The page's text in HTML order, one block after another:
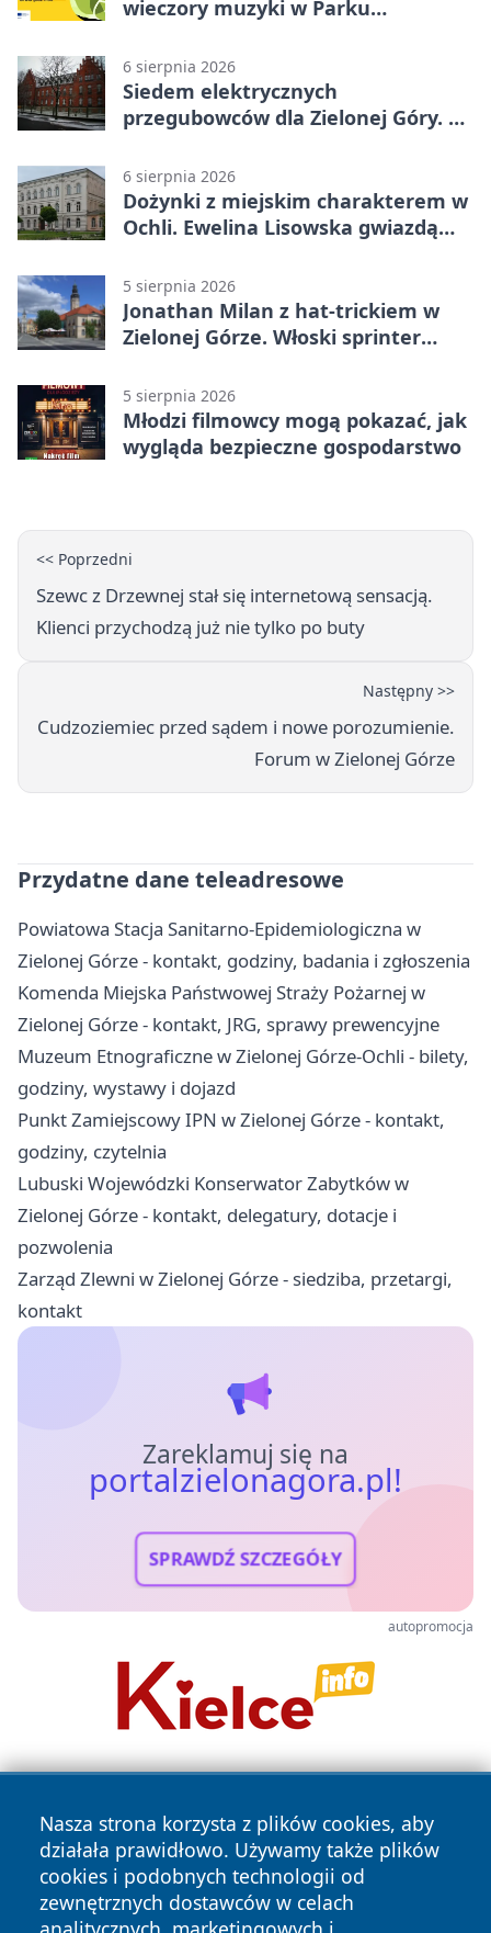
wieczory muzyki w Parku
6 sierpnia 2026
Siedem elektrycznych
przegubowców dla Zielonej Góry. To
6 sierpnia 2026
Dożynki z miejskim charakterem w
Ochli. Ewelina Lisowska gwiazdą
5 sierpnia 2026
Jonathan Milan z hat-trickiem w
Zielonej Górze. Włoski sprinter
5 sierpnia 2026
Młodzi filmowcy mogą pokazać, jak
wygląda bezpieczne gospodarstwo
<< Poprzedni
Szewc z Drzewnej stał się internetową sensacją.
Klienci przychodzą już nie tylko po buty
Następny >>
Cudzoziemiec przed sądem i nowe porozumienie.
Forum w Zielonej Górze
Przydatne dane teleadresowe
Powiatowa Stacja Sanitarno-Epidemiologiczna w
Zielonej Górze - kontakt, godziny, badania i zgłoszenia
Komenda Miejska Państwowej Straży Pożarnej w
Zielonej Górze - kontakt, JRG, sprawy prewencyjne
Muzeum Etnograficzne w Zielonej Górze-Ochli - bilety,
godziny, wystawy i dojazd
Punkt Zamiejscowy IPN w Zielonej Górze - kontakt,
godziny, czytelnia
Lubuski Wojewódzki Konserwator Zabytków w
Zielonej Górze - kontakt, delegatury, dotacje i
pozwolenia
Zarząd Zlewni w Zielonej Górze - siedziba, przetargi,
kontakt
Zareklamuj się na
portalzielonagora.pl!
SPRAWDŹ SZCZEGÓŁY
autopromocja
Nasza strona korzysta z plików cookies, aby
działała prawidłowo. Używamy także plików
cookies i podobnych technologii od
zewnętrznych dostawców w celach
Copyright © 2026 portalzielonagora.pl Wszystkie prawa